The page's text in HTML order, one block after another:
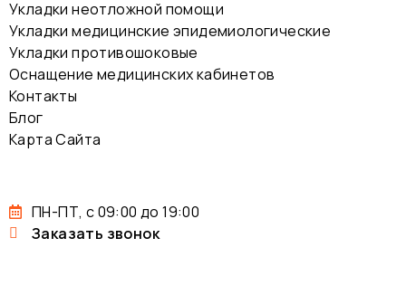
Укладки неотложной помощи
Укладки медицинские эпидемиологические
Укладки противошоковые
Оснащение медицинских кабинетов
Контакты
Блог
Карта Сайта
ПН-ПТ, с 09:00 до 19:00
Заказать звонок